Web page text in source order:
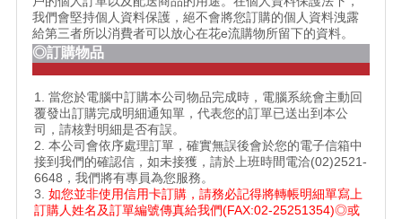
我們會堅持個人資料保護，絕不會將您訂購的個人資料洩露
給第三者所以消費者可以放心在花e流購物所留下的資料。
◎訂購物品
1. 當您於電腦中訂購本公司物品完成時，電腦系統會主動回
覆發出訂購完成明細通知單，代表您的訂單已送出到本公
司，請核對明細是否有誤。
2. 本公司會依序處理訂單，確實無誤後會於您的電子信箱中
接到我們的確認信，如未接獲，請於上班時間電洽(02)2521-
6648，我們將有專員為您服務。
3. 如您並非使用信用卡訂購，請務必記得將轉帳明細單寫上
訂購人姓名及訂單編號傳真給我們(FAX:02-25251354)◎或